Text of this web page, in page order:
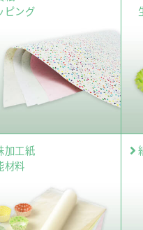
ピング
加工紙
材料